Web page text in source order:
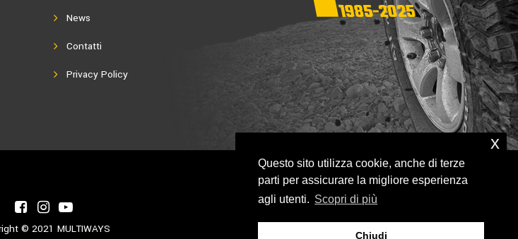
News
Contatti
Privacy Policy
© 2021 MULTIWAYS
Questo sito utilizza cookie, anche di terze
parti per assicurare la migliore esperienza
agli utenti. Scopri di più
Chiudi
x